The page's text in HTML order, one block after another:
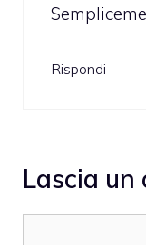
Rispondi
Lascia un